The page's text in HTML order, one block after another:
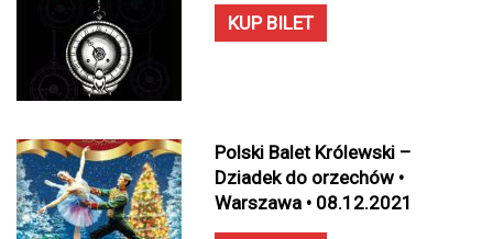
KUP BILET
Polski Balet Królewski –
Dziadek do orzechów •
Warszawa • 08.12.2021